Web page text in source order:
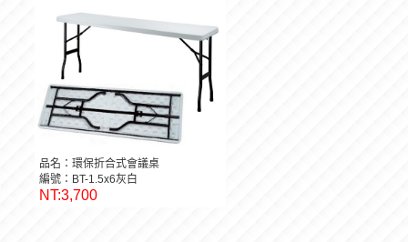
品名：環保折合式會議桌
編號：BT-1.5x6灰白
NT:3,700